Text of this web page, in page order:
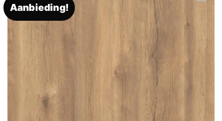
Aanbieding!
verlanglijst